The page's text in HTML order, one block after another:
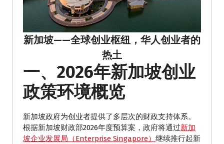
新加坡——全球创业枢纽，华人创业者的
热土
一、2026年新加坡创业
政策环境概览
新加坡政府为创业者提供了多层次的财政支持体系。
根据新加坡财政部2026年度预算案，政府将通过新加
坡企业发展局（Enterprise Singapore） 继续推行起新